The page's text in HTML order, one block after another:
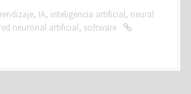
, IA, inteligencia artificial, neural
red neuronal artificial, software